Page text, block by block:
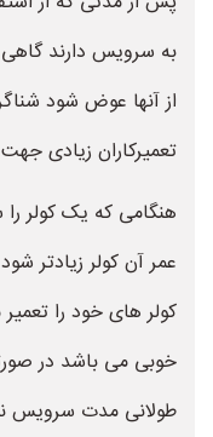
به سرویس دارند
از آنها عوض شود
تعمیرکاران زیادی
هنگامی که یک کولر
عمر آن کولر زیادتر
کولر های خود را
خوبی می باشد در
طولانی مدت سرویس